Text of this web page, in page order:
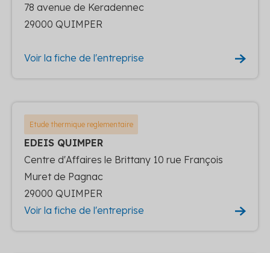
78 avenue de Keradennec
29000 QUIMPER
Voir la fiche de l'entreprise
Etude thermique reglementaire
EDEIS QUIMPER
Centre d'Affaires le Brittany 10 rue François
Muret de Pagnac
29000 QUIMPER
Voir la fiche de l'entreprise